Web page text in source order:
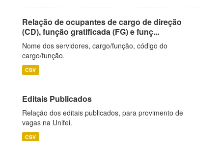
Relação de ocupantes de cargo de direção
(CD), função gratificada (FG) e funç...
Nome dos servidores, cargo/função, código do
cargo/função.
CSV
Editais Publicados
Relação dos editais publicados, para provimento de
vagas na Unifei.
CSV